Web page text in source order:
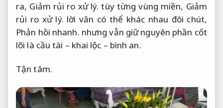
ra, Giảm rủi ro xử lý. tùy từng vùng miền, Giảm
rủi ro xử lý. lời văn có thể khác nhau đôi chút,
Phản hồi nhanh. nhưng vẫn giữ nguyên phần cốt
lõi là cầu tài – khai lộc – bình an.
Tận tâm.